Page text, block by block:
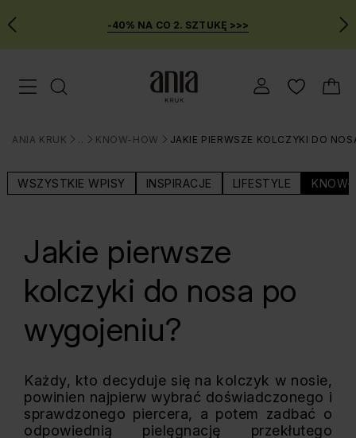
Przejdź
do
MENU
-40% NA CO 2. SZTUKĘ >>>
Menu mobilne
ANIA KRUK
>
BLOG
>
KNOW-HOW
>
JAKIE PIERWSZE KOLCZYKI DO
WSZYSTKIE WPISY INSPIRACJE LIFESTYLE KNOW-
Jakie pierwsze
kolczyki do nosa po
wygojeniu?
Każdy, kto decyduje się na kolczyk w nosie,
powinien najpierw wybrać doświadczonego i
sprawdzonego piercera, a potem zadbać o
odpowiednią pielęgnację przekłutego